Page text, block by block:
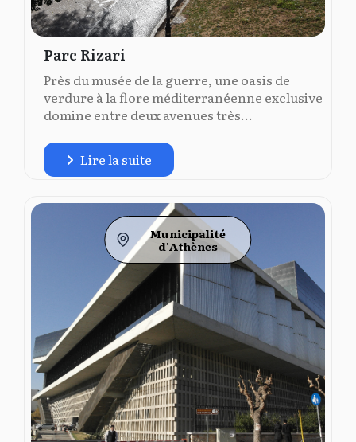
Parc Rizari
Près du musée de la guerre, une oasis de
verdure à la flore méditerranéenne exclusive
domine entre deux avenues très...
Lire la suite
Municipalité
d'Athènes